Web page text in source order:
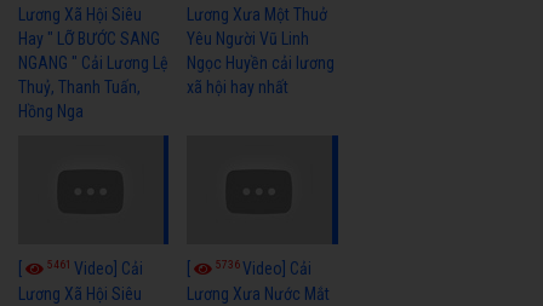
Lương Xã Hội Siêu
Hay " LỠ BƯỚC SANG
NGANG " Cải Lương Lệ
Thuỷ, Thanh Tuấn,
Hồng Nga
Lương Xưa Một Thuở
Yêu Người Vũ Linh
Ngọc Huyền cải lương
xã hội hay nhất
5461 Video] Cải
Lương Xã Hội Siêu
5736Video] Cải
Lương Xưa Nước Mắt